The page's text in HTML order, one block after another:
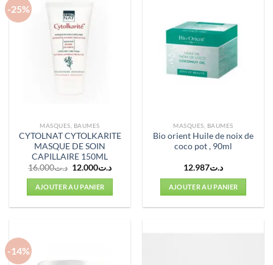
-25%
MASQUES, BAUMES
CYTOLNAT CYTOLKARITE
MASQUE DE SOIN
CAPILLAIRE 150ML
د.ت16.000
Le
initial
était :
د.ت16.000.
د.ت12.000
Le
AJOUTER AU PANIER
MASQUES, BAUMES
Bio orient Huile de noix de
coco pot , 90ml
د.ت12.987
AJOUTER AU PANIER
-14%